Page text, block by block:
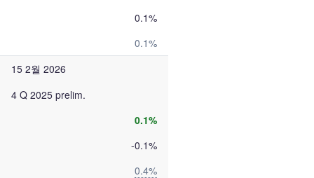
0.1%
0.1%
15 2월 2026
4 Q 2025 prelim.
0.1%
-0.1%
0.4%